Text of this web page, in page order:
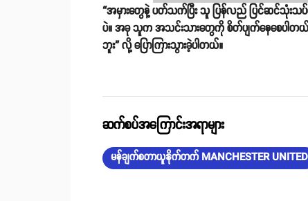
“အမှားတွေနဲ့ ပတ်သက်ပြီး သူ ပြန်လည် ပြင်ဆင်သုံးသပ်
ပဲ။ အခု သူက အသင်းသားတွေကို စိတ်ပျက်နေစေပါ
ဘူး” လို့ ပြောကြားသွားခဲ့ပါတယ်။
ဆက်စပ်အကြောင်းအရာများ
မန်ချက်စတာယူနိုက်တက် MANCHESTER UNITED